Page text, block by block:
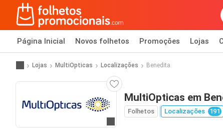
Página Inicial Novos folhetos Promoções Lojas
Lojas MultiOpticas Localizações Benedita
MultiOpticas em
Folhetos Localizações 191